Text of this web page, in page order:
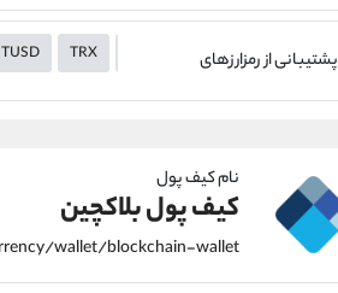
پشتیبانی از رمزارزهای TUSD TRX SYS SUSHI SRM
نام کیف پول
کیف پول بلاکچین